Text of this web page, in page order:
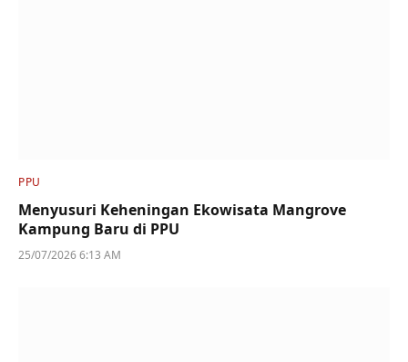
PPU
Menyusuri Keheningan Ekowisata Mangrove
Kampung Baru di PPU
25/07/2026 6:13 AM